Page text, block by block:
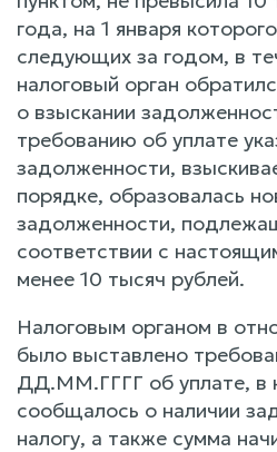
года, на 1 января
следующих за годом, в
налоговый орган
о взыскании
требованию об уплате
задолженности,
порядке, образовалась
задолженности,
соответствии с
менее 10 тысяч рублей.
Налоговым органом в
было выставлено
ДД.ММ.ГГГГ об уплате, в
сообщалось о наличии
налогу, а также сумма